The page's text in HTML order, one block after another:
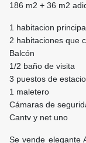
186 m2 + 36 m2
1 habitacion
2 habitaciones que
Balcón
1/2 baño de visita
3 puestos de
1 maletero
Cámaras de
Cantv y net uno
Se vende elegante